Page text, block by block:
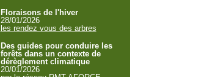
Floraisons de l'hiver
28/01/2026
les rendez vous des arbres
Des guides pour conduire les
forêts dans un contexte de
dérèglement climatique
20/01/2026